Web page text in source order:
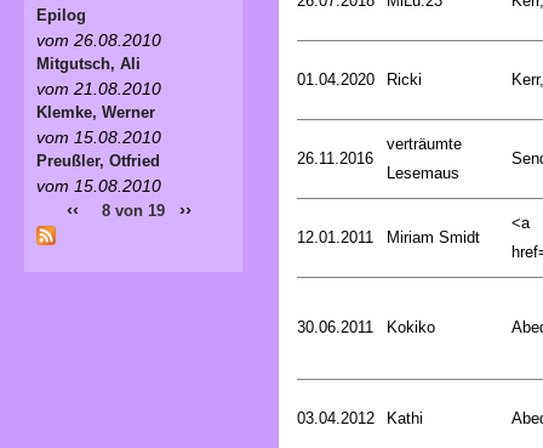
01.04.2020 Ricki
26.11.2016
verträumte
Lesemaus
12.01.2011 Miriam Smidt
<a
30.06.2011 Kokiko
03.04.2012 Kathi
Epilog
vom 26.08.2010
Mitgutsch, Ali
vom 21.08.2010
Klemke, Werner
vom 15.08.2010
Preußler, Otfried
vom 15.08.2010
‹‹ 8 von 19 ››